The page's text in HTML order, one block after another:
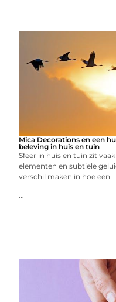
Mica Decorations en een
beleving in huis en tuin
Sfeer in huis en tuin zit
elementen en subtiele
verschil maken in hoe een
...